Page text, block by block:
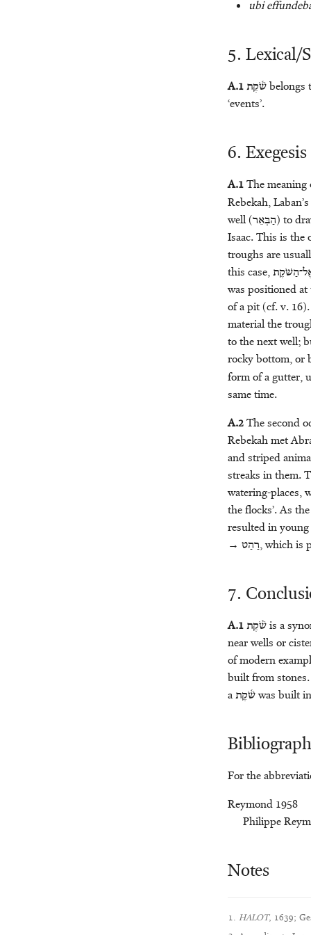
ubi
5. Lexical/
A.1שֹׁ֫קֶתbelongs
‘events’.
6. Exegesis
A.1The
Rebekah,
well (הַבְּאֵר) to
Isaac. This is the
troughs are
this case,
was positioned
of a pit (cf. v.
material the
to the next well;
rocky bottom, or
form of a gutter,
same time.
A.2The second
Rebekah met
and striped
streaks in them.
watering-places,
the flocks’. As
resulted in
→ רַהַט, which is
7.
A.1שֹׁ֫קֶתis a
near wells or
of modern
built from
aשֹׁ֫קֶתwas built
For the
Reymond 1958
Philippe
Notes
HALOT, 1639;